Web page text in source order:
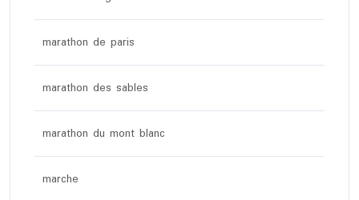
marathon de paris
marathon des sables
marathon du mont blanc
marche